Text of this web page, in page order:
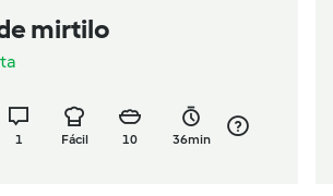
mirtilo
1 Fácil 10 36min